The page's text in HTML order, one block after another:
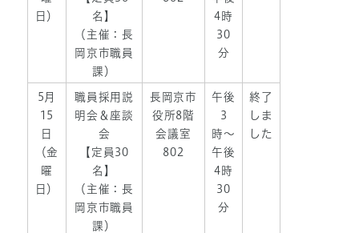
日）
名】
（主催：長
岡京市職員
課）
4時
30
分
5月
15
日
（金
曜
日）
職員採用説
明会＆座談
会
【定員30
名】
（主催：長
岡京市職員
課）
長岡京市
役所8階
会議室
802
午後
3
時〜
午後
4時
30
分
終了
しま
した